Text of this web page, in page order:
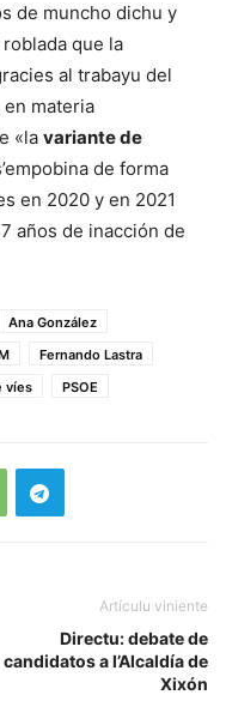
de muncho dichu y
que la
al trabayu del
en materia
«la variante de
de forma
en 2020 y en 2021
años de inacción de
Ana González
Fernando Lastra
víes PSOE
Artículu viniente
Directu: debate de
candidatos a l’Alcaldía de
Xixón